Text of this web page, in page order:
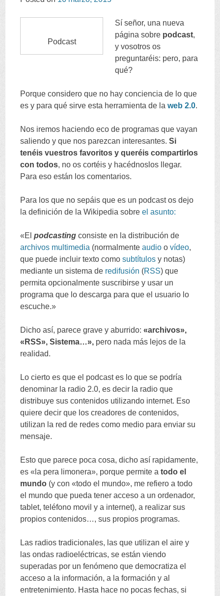
Podcast
Sí señor, una nueva
página sobre podcast,
y vosotros os
preguntaréis: pero, para
qué?
Porque considero que no hay conciencia de lo que
es y para qué sirve esta herramienta de laweb 2.0.
Nos iremos haciendo eco de programas que vayan
saliendo y que nos parezcan interesantes.Si
tenéis vuestros favoritos y queréis compartirlos
con todos, no os cortéis y hacédnoslos llegar.
Para eso están los comentarios.
Para los que no sepáis que es un podcast os dejo
la definición de la Wikipedia sobreel asunto:
«Elpodcasting consiste en la distribución de
archivos multimedia (normalmenteaudio ovídeo,
que puede incluir texto comosubtítulos y notas)
mediante un sistema de redifusión (RSS) que
permita opcionalmente suscribirse y usar un
programa que lo descarga para que el usuario lo
escuche.»
Dicho así, parece grave y aburrido:«archivos»,
«RSS», Sistema…», pero nada más lejos de la
realidad.
Lo cierto es que el podcast es lo que se podría
denominar la radio 2.0, es decir la radio que
distribuye sus contenidos utilizando internet. Eso
quiere decir que los creadores de contenidos,
utilizan la red de redes como medio para enviar su
mensaje.
Esto que parece poca cosa, dicho así rapidamente,
es «la pera limonera», porque permite atodo el
mundo (y con «todo el mundo», me refiero a todo
el mundo que pueda tener acceso a un ordenador,
tablet, teléfono movil y a internet), a realizar sus
propios contenidos…, sus propios programas.
Las radios tradicionales, las que utilizan el aire y
las ondas radioeléctricas, se están viendo
superadas por un fenómeno que democratiza el
acceso a la información, a la formación y al
entretenimiento. Hasta hace no pocas fechas, si